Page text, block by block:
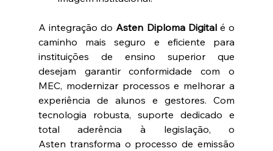
A integração do Asten Diploma Digital é o
caminho mais seguro e eficiente para
instituições de ensino superior que
desejam garantir conformidade com o
MEC, modernizar processos e melhorar a
experiência de alunos e gestores. Com
tecnologia robusta, suporte dedicado e
total aderência à legislação, o
Asten transforma o processo de emissão